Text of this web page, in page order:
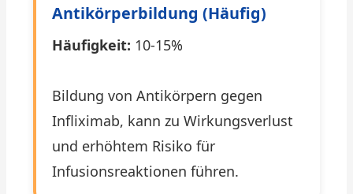
Antikörperbildung (häufig)
Häufigkeit: 10-15%
Bildung von Antikörpern gegen
Infliximab, kann zu Wirkungsverlust
und erhöhtem Risiko für
Infusionsreaktionen führen.